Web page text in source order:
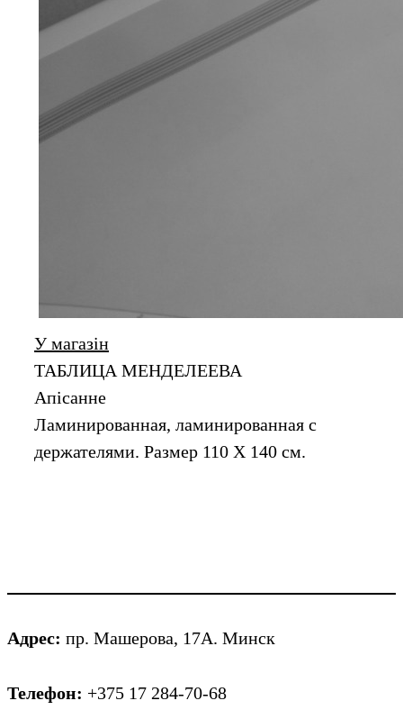
У магазін
ТАБЛИЦА МЕНДЕЛЕЕВА
Апiсанне
Ламинированная, ламинированная с
держателями. Размер 110 Х 140 см.
Адрес: пр. Машерова, 17А. Минск
Телефон: +375 17 284-70-68